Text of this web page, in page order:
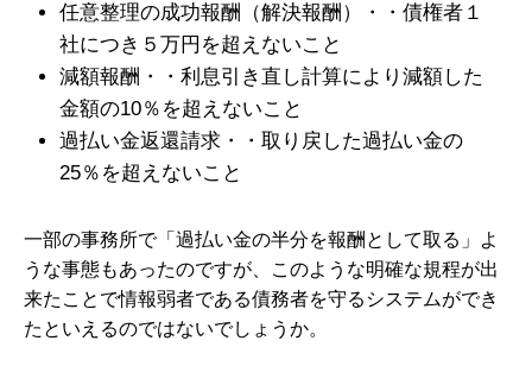
任意整理の成功報酬（解決報酬）・・債権者１
社につき ５万円を超えないこと
減額報酬・・利息引き直し計算により減額した
金額の10％を超えないこと
過払い金返還請求・・取り戻した過払い金の
25％を超えないこと
一部の事務所で「過払い金の半分を報酬として取る」よ
うな事態もあったのですが、このような明確な規程が出
来たことで情報弱者である債務者を守るシステムができ
た といえるのではないでしょうか。